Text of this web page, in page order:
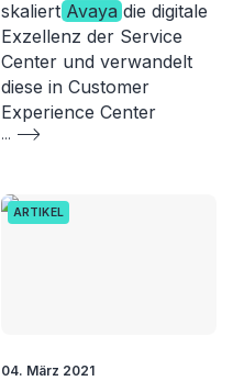
skaliert Avaya die digitale
Exzellenz der Service
Center und verwandelt
diese in Customer
Experience Center
...
ARTIKEL
04. März 2021